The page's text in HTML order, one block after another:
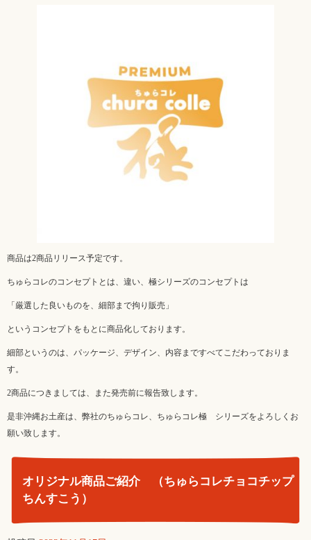
商品は2商品リリース予定です。
ちゅらコレのコンセプトとは、違い、極シリーズのコンセプトは
「厳選した良いものを、細部まで拘り販売」
というコンセプトをもとに商品化しております。
細部というのは、パッケージ、デザイン、内容まですべてこだわっておりま
す。
2商品につきましては、また発売前に報告致します。
是非沖縄お土産は、弊社のちゅらコレ、ちゅらコレ極 シリーズをよろしくお
願い致します。
オリジナル商品ご紹介 （ちゅらコレチョコチップ
ちんすこう）